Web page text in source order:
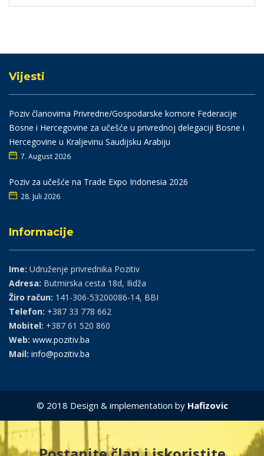
Vijesti
Poziv članovima Privredne/Gospodarske komore Federacije
Bosne i Hercegovine za učešće u privrednoj delegaciji Bosne i
Hercegovine u Kraljevinu Saudijsku Arabiju
7. August 2026
Poziv za učešće na Trade Expo Indonesia 2026
28. Juli 2026
Informacije
Ime: Udruženje privrednika Pozitiv
Adresa: Butmirska cesta 18d, Ilidža
Žiro račun: 141-306-53200086-14, BBI
Telefon: +387 33 778 662
Mobitel: +387 61 520 860
Web: www.pozitiv.ba
Mail: info@pozitiv.ba
© 2018 Design & implementation by Hafizovic